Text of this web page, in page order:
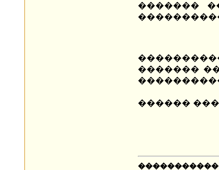
�������
�������
������
�����������